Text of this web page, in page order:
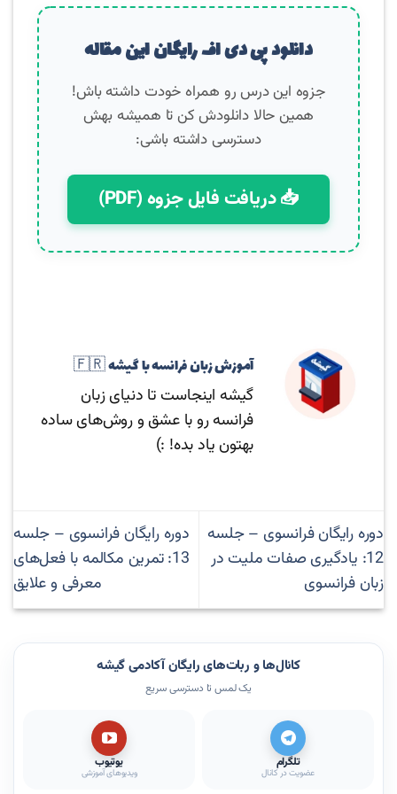
دانلود پی دی اف رایگان این مقاله
جزوه این درس رو همراه خودت داشته باش!
همین حالا دانلودش کن تا همیشه بهش
دسترسی داشته باشی:
📥 دریافت فایل جزوه (PDF)
آموزش زبان فرانسه با گیشه 🇫🇷
گیشه اینجاست تا دنیای زبان
فرانسه رو با عشق و روش‌های ساده
بهتون یاد بده! :)
دوره رایگان فرانسوی – جلسه
12: یادگیری صفات ملیت در
زبان فرانسوی
دوره رایگان فرانسوی – جلسه
13: تمرین مکالمه با فعل‌های
معرفی و علایق
کانال‌ها و ربات‌های رایگان آکادمی گیشه
یک لمس تا دسترسی سریع
تلگرام
عضویت در کانال
یوتیوب
ویدیوهای آموزشی